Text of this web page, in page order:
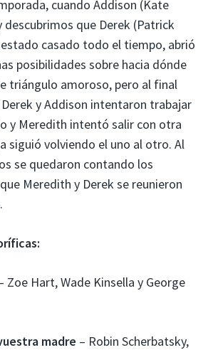
cuando Addison (Kate
descubrimos que Derek (Patrick
estado casado todo el tiempo, abrió
posibilidades sobre hacia dónde
triángulo amoroso, pero al final
y Addison intentaron trabajar
y Meredith intentó salir con otra
siguió volviendo el uno al otro. Al
se quedaron contando los
Meredith y Derek se reunieron
Zoe Hart, Wade Kinsella y George
madre – Robin Scherbatsky,